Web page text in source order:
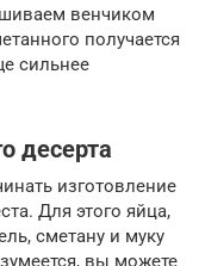
венчиком
получается
сильнее
десерта
изготовление
Для этого яйца,
сметану и муку
вы можете